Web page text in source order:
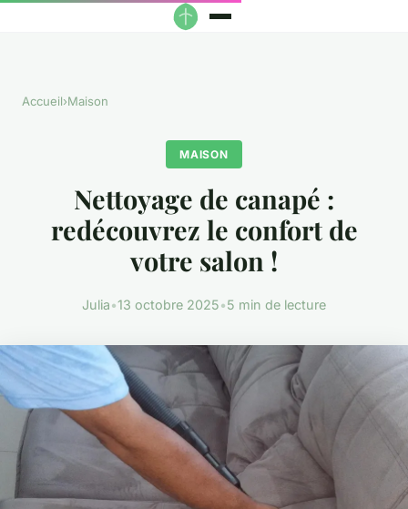
Accueil›Maison
MAISON
Nettoyage de canapé :
redécouvrez le confort de
votre salon !
Julia•13 octobre 2025•5 min de lecture